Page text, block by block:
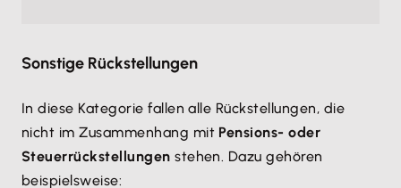
Sonstige Rückstellungen
In diese Kategorie fallen alle Rückstellungen, die
nicht im Zusammenhang mit Pensions- oder
Steuerrückstellungen stehen. Dazu gehören
beispielsweise: